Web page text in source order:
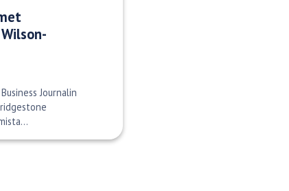
Journalin